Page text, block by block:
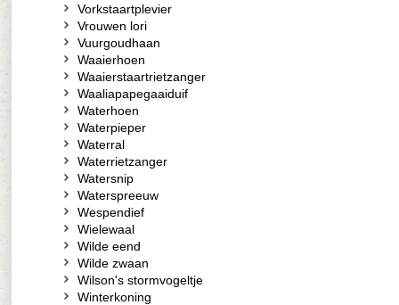
Vorkstaartplevier
Vrouwen lori
Vuurgoudhaan
Waaierhoen
Waaierstaartrietzanger
Waaliapapegaaiduif
Waterhoen
Waterpieper
Waterral
Waterrietzanger
Watersnip
Waterspreeuw
Wespendief
Wielewaal
Wilde eend
Wilde zwaan
Wilson's stormvogeltje
Winterkoning